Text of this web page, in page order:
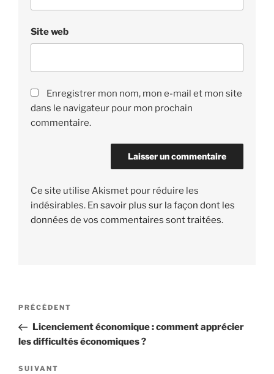
Site web
Enregistrer mon nom, mon e-mail et mon site
dans le navigateur pour mon prochain
commentaire.
Ce site utilise Akismet pour réduire les
indésirables. En savoir plus sur la façon dont les
données de vos commentaires sont traitées.
Navigation
l’article
Article
précédent
PRÉCÉDENT
Licenciement économique : comment apprécier
les difficultés économiques ?
Article
SUIVANT